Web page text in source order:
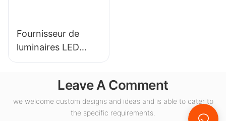
Fournisseur de
luminaires LED
KML-CLA 100W
intérieurs tels que
les stations-service
et les passages
Leave A Comment
we welcome custom designs and ideas and is able to cater to
the specific requirements.